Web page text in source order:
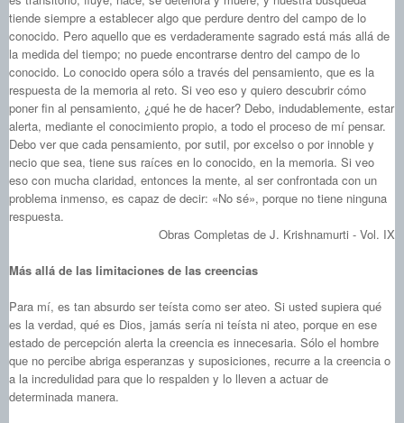
tiende siempre a establecer algo que perdure dentro del campo de lo
conocido. Pero aquello que es verdaderamente sagrado está más allá de
la medida del tiempo; no puede encontrarse dentro del campo de lo
conocido. Lo conocido opera sólo a través del pensamiento, que es la
respuesta de la memoria al reto. Si veo eso y quiero descubrir cómo
poner fin al pensamiento, ¿qué he de hacer? Debo, indudablemente, estar
alerta, mediante el conocimiento propio, a todo el proceso de mí pensar.
Debo ver que cada pensamiento, por sutil, por excelso o por innoble y
necio que sea, tiene sus raíces en lo conocido, en la memoria. Si veo
eso con mucha claridad, entonces la mente, al ser confrontada con un
problema inmenso, es capaz de decir: «No sé», porque no tiene ninguna
respuesta.
Obras Completas de J. Krishnamurti - Vol. IX
Más allá de las limitaciones de las creencias
Para mí, es tan absurdo ser teísta como ser ateo. Si usted supiera qué
es la verdad, qué es Dios, jamás sería ni teísta ni ateo, porque en ese
estado de percepción alerta la creencia es innecesaria. Sólo el hombre
que no percibe abriga esperanzas y suposiciones, recurre a la creencia o
a la incredulidad para que lo respalden y lo lleven a actuar de
determinada manera.